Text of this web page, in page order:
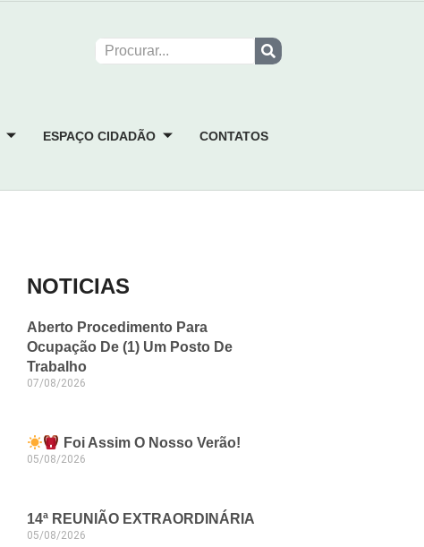
ESPAÇO CIDADÃO CONTATOS
NOTICIAS
Aberto Procedimento Para
Ocupação De (1) Um Posto De
Trabalho
07/08/2026
Foi Assim O Nosso Verão!
05/08/2026
14ª REUNIÃO EXTRAORDINÁRIA
05/08/2026